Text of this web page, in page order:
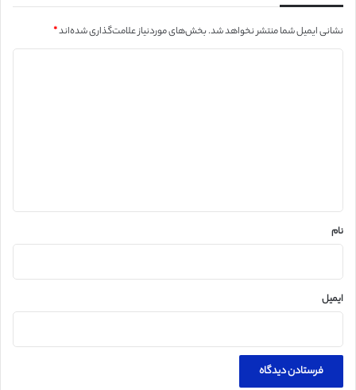
نشانی ایمیل شما منتشر نخواهد شد.بخش‌های موردنیاز علامت‌گذاری شده‌اند*
نام
ایمیل